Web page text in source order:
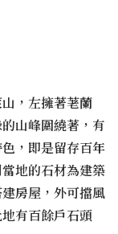
，左擁著荖蘭
山峰圍繞著，有
，即是留存百年
地的石材為建築
房屋，外可擋風
有百餘戶石頭